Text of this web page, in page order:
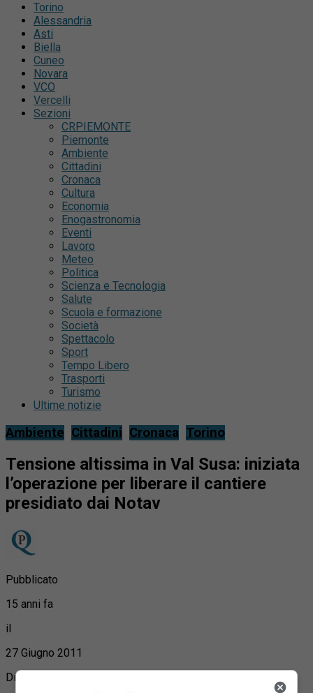
Torino
Alessandria
Asti
Biella
Cuneo
Novara
VCO
Vercelli
Sezioni
CRPIEMONTE
Piemonte
Ambiente
Cittadini
Cronaca
Cultura
Economia
Enogastronomia
Eventi
Lavoro
Meteo
Politica
Scienza e Tecnologia
Salute
Scuola e formazione
Società
Spettacolo
Sport
Tempo Libero
Trasporti
Turismo
Ultime notizie
Ambiente Cittadini Cronaca Torino
Tensione altissima in Val Susa: iniziata
l’operazione per liberare il cantiere
presidiato dai Notav
Pubblicato
15 anni fa
il
27 Giugno 2011
Di